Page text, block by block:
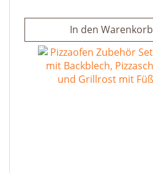
In den Warenkorb